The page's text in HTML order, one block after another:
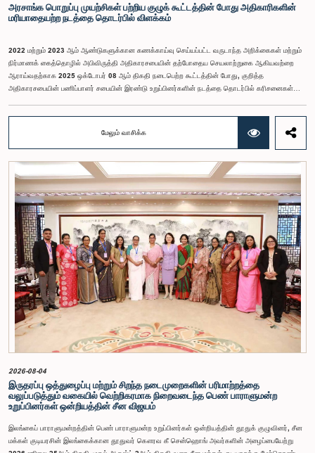
அரசாங்க பொறுப்பு முயற்சிகள் பற்றிய குழுக் கூட்டத்தின் போது அதிகாரிகளின்
மரியாதையற்ற நடத்தை தொடர்பில் விளக்கம்
2022 மற்றும் 2023 ஆம் ஆண்டுகளுக்கான கணக்காய்வு செய்யப்பட்ட வருடாந்த அறிக்கைகள் மற்றும்
நிர்மாணக் கைத்தொழில் அபிவிருத்தி அதிகாரசபையின் தற்போதைய செயலாற்றுகை ஆகியவற்றை
ஆராய்வதற்காக 2025 ஒக்டோபர் 08 ஆம் திகதி நடைபெற்ற கூட்டத்தின் போது, குறித்த
அதிகாரசபையின் பணிப்பாளர் சபையின் இரண்டு உறுப்பினர்களின் நடத்தை தொடர்பில் கரிசனைகள்
இக்கூட்டத்தில் கலந்துகொண்டார் என்பதைக் குழு அவதானித்தது. மேலும், தாபிக்கப்பட்ட பாராளுமன்ற
நடைமுறை மற்றும் ஒழுங்குமுறைகளுக்கு முரணான வகையில், தவிசாளரின் முன் அனுமதியைப்
பெறாமலேயே இரு அதிகாரிகளும் குழுவின் நடவடிக்கைகளிலிருந்து வெளியேறினர். இச்சம்பவங்களைத்
தொடர்ந்து, அரசாங்க பொறுப்பு முயற்சிகள் பற்றிய குழுவின் கௌரவ தவிசாளரினால் எழுப்பப்பட்ட
சிறப்புரிமைப் பிரச்சினையினையடுத்து, பாராளுமன்றத்தை அவமதித்தமை தொடர்பான
குற்றச்சாட்டுகளின் பேரில் இரு அதிகாரிகளும் 2026 பெப்ரவரி 17 ஆம் திகதி ஒழுக்கநெறிகள் மற்றும்
சிறப்புரிமைகள் பற்றிய குழுவின் முன்னிலையில் ஆஜராகினர். இந்த நடவடிக்கைகளின் போது, அவர்கள்
தமது நடத்தைக்காக மனப்பூர்வமான மன்னிப்பைக் கோரினர். உரிய பரிசீலனையின் பின்னர்,
அதிகாரிகள் தமது செயல்களின் தீவிரத்தை ஏற்றுக்கொண்டுள்ளார்கள் என்பதையும், பாராளுமன்றக்
குழுக்களின் அதிகாரம், கௌரவம் மற்றும் தாபிக்கப்பட்ட நடைமுறைகளை மதிப்பதன்
முக்கியத்துவத்தைப் புரிந்துள்ளமையை வெளிப்படுத்தியுள்ளனர் என்பதையும் கவனத்திற்கொண்டு,
ஒழுக்கநெறிகள் மற்றும் சிறப்புரிமைகள் பற்றிய குழுவானது அரசாங்க பொறுப்பு முயற்சிகள் பற்றிய
குழுவின் தவிசாளருடன் இணைந்து அவர்களது மன்னிப்பை ஏற்றுக்கொண்டது.பாராளுமன்றக்
குழுக்களின் முன்னிலையில் ஆஜராகும் அனைத்து தனிநபர்களும் மிக உயர்ந்த நடத்தை தரநிலைகளைக்
கடைப்பிடிக்க வேண்டும், நாடாளுமன்ற நடைமுறைகளுக்கு இணங்க வேண்டும் மற்றும் எல்லா
நேரங்களிலும் நாடாளுமன்றத்தின் கண்ணியம் மற்றும் அதிகாரத்தை நிலைநிறுத்த வேண்டும் என்று
இந்தக் குழு வலியுறுத்த விரும்புகிறது.அரசாங்க பொறுப்பு முயற்சிகள் பற்றிய குழுஇலங்கை
பாராளுமன்றம்
மேலும் வாசிக்க
2026-08-04
இருதரப்பு ஒத்துழைப்பு மற்றும் சிறந்த நடைமுறைகளின் பரிமாற்றத்தை
வலுப்படுத்தும் வகையில் வெற்றிகரமாக நிறைவடைந்த பெண் பாராளுமன்ற
உறுப்பினர்கள் ஒன்றியத்தின் சீன விஜயம்
இலங்கைப் பாராளுமன்றத்தின் பெண் பாராளுமன்ற உறுப்பினர்கள் ஒன்றியத்தின் தூதுக் குழுவினர், சீன
மக்கள் குடியரசின் இலங்கைக்கான தூதுவர் கௌரவ கீ சென்ஹொங் அவர்களின் அழைப்பையேற்று